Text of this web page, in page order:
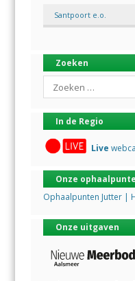
Santpoort e.o.
Zoeken
Search
In de Regio
Live
Onze
Ophaalpunten Jutter |
Onze uitgaven